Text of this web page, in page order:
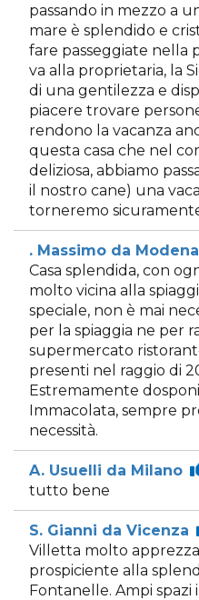
passando in mezzo a
mare è splendido e
fare passeggiate nella
va alla proprietaria, la
di una gentilezza e
piacere trovare
rendono la vacanza
questa casa che nel
deliziosa, abbiamo
il nostro cane) una
torneremo
. Massimo da Modena
Casa splendida, con
molto vicina alla
speciale, non è mai
per la spiaggia ne per
supermercato
presenti nel raggio di
Estremamente
Immacolata, sempre
necessità.
A. Usuelli da Milano
tutto bene
S. Gianni da Vicenza
Villetta molto
prospiciente alla
Fontanelle. Ampi